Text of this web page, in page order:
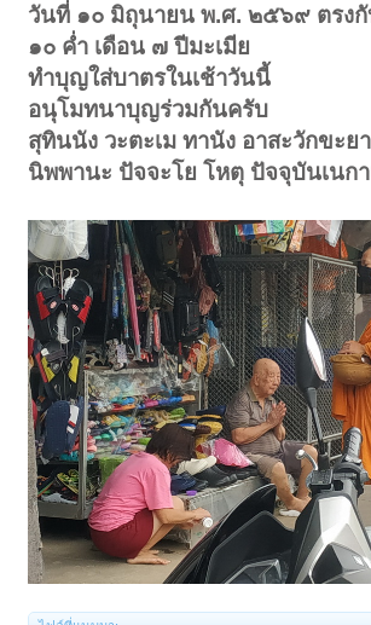
วันที่ ๑๐ มิถุนายน พ.ศ. ๒๕๖๙ ตรง
๑๐ ค่ำ เดือน ๗ ปีมะเมีย
ทำบุญใส่บาตรในเช้าวันนี้
อนุโมทนาบุญร่วมกันครับ
สุทินนัง วะตะเม ทานัง อาสะวักขะย
นิพพานะ ปัจจะโย โหตุ ปัจจุบันเนกา
< ย้อนกลับ ← 4180 4181 4182 4183 4184 → 4202
ถัดไป >